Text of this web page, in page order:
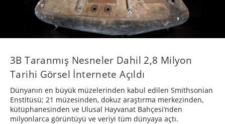
3B Taranmış Nesneler Dahil 2,8 Milyon
Tarihi Görsel İnternete Açıldı
Dünyanın en büyük müzelerinden kabul edilen Smithsonian
Enstitüsü; 21 müzesinden, dokuz araştırma merkezinden,
kütüphanesinden ve Ulusal Hayvanat Bahçesi’nden
milyonlarca görüntüyü ve veriyi tüm dünyaya açtı.